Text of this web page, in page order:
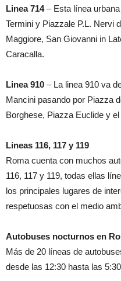
Linea 714– Esta línea
Termini y Piazzale P.L. Nervi
Maggiore, San Giovanni in
Caracalla.
Linea 910 – La linea 910 va
Mancini pasando por Piazza
Borghese, Piazza Euclide y
Lineas 116, 117 y 119
Roma cuenta con muchos
116, 117 y 119, todas ellas
los principales lugares de
respetuosas con el medio
Autobuses nocturnos en
Más de 20 líneas de
desde las 12:30 hasta las